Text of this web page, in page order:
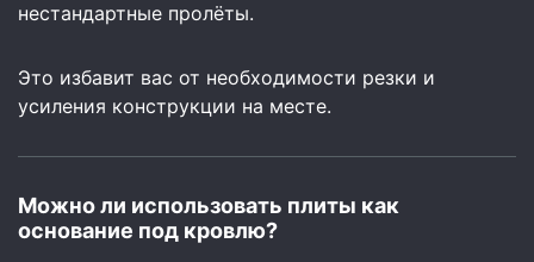
нестандартные пролёты.
Это избавит вас от необходимости резки и
усиления конструкции на месте.
Можно ли использовать плиты как
основание под кровлю?